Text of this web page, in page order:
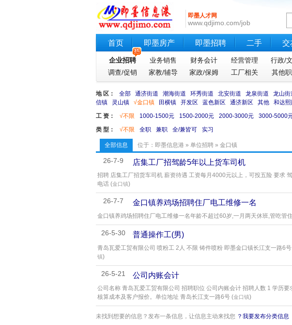
即墨人才网
www.qdjimo.com/job
首页 即墨房产 即墨招聘 二手 交
企业招聘 业务销售 财务会计 经营管理 行政/
调查/促销
家教/辅导 家政/保姆 工厂相关 其他
地 区： 全部 通济街道 潮海街道 环秀街道 北安街道 龙泉街道 龙山街
信镇
灵山镇 √金口镇 田横镇 开发区 蓝色新区 通济新区 其他 和达熙
工 资：
√不限 1000-1500元 1500-2000元 2000-3000元 3000-5000
类 型：
√不限 全职 兼职 全/兼皆可 实习
全部信息 位于： 即墨信息港 » 单位招聘 » 金口镇
26-7-9 店集工厂招驾龄5年以上货车司机
招聘 店集工厂招货车司机 薪资待遇 工资每月4000元以上，可投五险 要求
电话 (金口镇)
26-7-7 金口镇养鸡场招聘住厂电工维修一名
金口镇养鸡场招聘住厂电工维修一名年龄不超过60岁,一月两天休班,管吃管
26-5-30 普通操作工(男)
青岛瓦爱工贸有限公司 喷粉工 2人 不限 铸件喷粉 即墨金口镇长江支一路6
镇)
26-5-21 公司内账会计
公司名称 青岛瓦爱工贸有限公司 招聘职位 公司内账会计 招聘人数 1 学历
核算成本及客户报价。单位地址 青岛长江支一路6号 (金口镇)
未找到想要的信息？发布一条信息，让信息主动来找您 ？我要发布分类信息